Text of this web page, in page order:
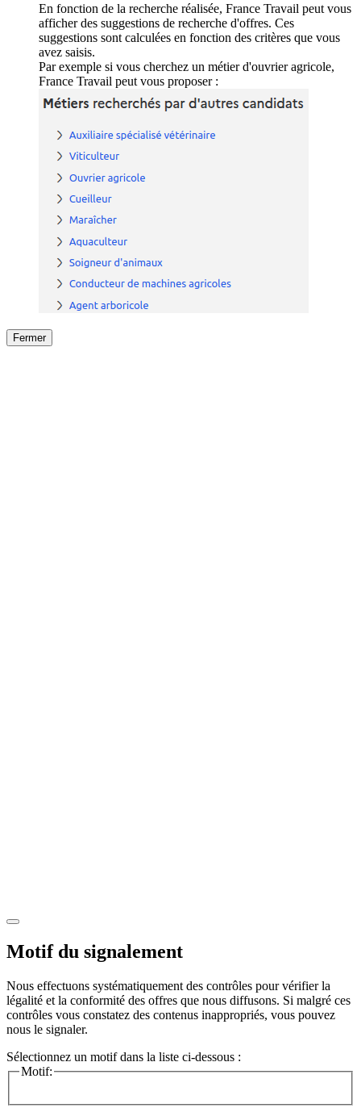
En fonction de la recherche réalisée, France Travail peut vous
afficher des suggestions de recherche d'offres. Ces
suggestions sont calculées en fonction des critères que vous
avez saisis.
Par exemple si vous cherchez un métier d'ouvrier agricole,
France Travail peut vous proposer :
Fermer
Motif du signalement
Nous effectuons systématiquement des contrôles pour vérifier la
légalité et la conformité des offres que nous diffusons. Si malgré ces
contrôles vous constatez des contenus inappropriés, vous pouvez
nous le signaler.
Sélectionnez un motif dans la liste ci-dessous :
Motif: